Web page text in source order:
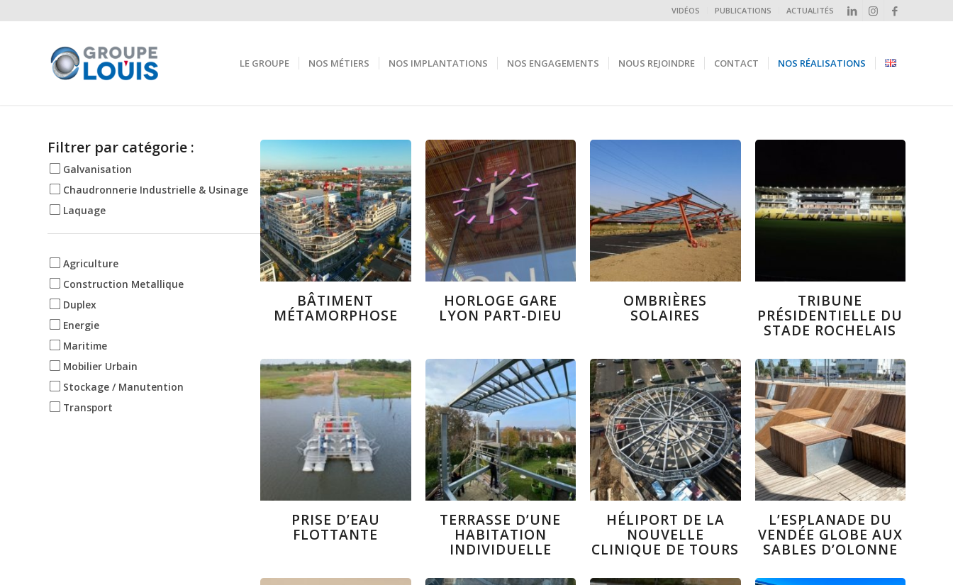
VIDÉOS PUBLICATIONS ACTUALITÉS
LE GROUPE NOS MÉTIERS NOS IMPLANTATIONS NOS ENGAGEMENTS NOUS REJOINDRE CONTACT NOS RÉALISATIONS
Filtrer par catégorie :
Galvanisation
Chaudronnerie Industrielle & Usinage
Laquage
Agriculture
Construction Metallique
Duplex
Energie
Maritime
Mobilier Urbain
Stockage / Manutention
Transport
BÂTIMENT
MÉTAMORPHOSE
HORLOGE GARE
LYON PART-DIEU
OMBRIÈRES
SOLAIRES
TRIBUNE
PRÉSIDENTIELLE DU
STADE ROCHELAIS
PRISE D’EAU
FLOTTANTE
TERRASSE D’UNE
HABITATION
INDIVIDUELLE
HÉLIPORT DE LA
NOUVELLE
CLINIQUE DE TOURS
L’ESPLANADE DU
VENDÉE GLOBE AUX
SABLES D’OLONNE